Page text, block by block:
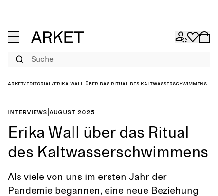
Suche
ARKET/Editorial/Erika Wall über das Ritual des Kaltwasserschwimmens
Interviews August 2025
Erika Wall über das Ritual
des Kaltwasserschwimmens
Als viele von uns im ersten Jahr der
Pandemie begannen, eine neue Beziehung